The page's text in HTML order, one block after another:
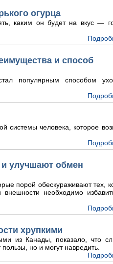
огурца
каким он будет на вкус —
и способ
популярным способом
системы человека, которое
улучшают обмен
порой обескураживают тех,
необходимо
хрупкими
из Канады, показало, что
но и могут навредить.